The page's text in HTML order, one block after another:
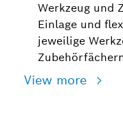
Werkzeug und
Einlage und
jeweilige
View more